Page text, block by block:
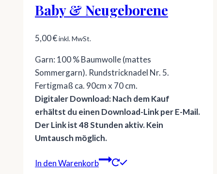
Baby & Neugeborene
5,00€inkl. MwSt.
Garn: 100 % Baumwolle (mattes
Sommergarn). Rundstricknadel Nr. 5.
Fertigmaß ca. 90cm x 70 cm.
Digitaler Download: Nach dem Kauf
erhältst du einen Download-Link per E-Mail.
Der Link ist 48 Stunden aktiv. Kein
Umtausch möglich.
In den Warenkorb